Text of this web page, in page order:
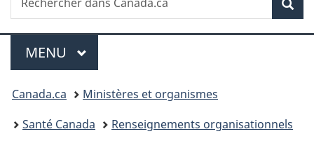
du
simplifiée
la
dans
Menu
MENU PRINCIPAL
Vous
êtes
Canada.ca
Ministères et organismes
Santé Canada
Renseignements organisationnels